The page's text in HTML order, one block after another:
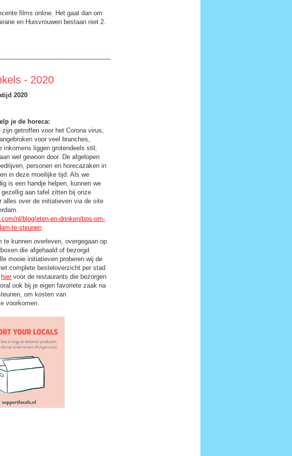
films online. Het gaat dan om
en Huisvrouwen bestaan niet 2.
- 2020
2020
je de horeca:
getroffen voor het Corona virus,
voor veel branches,
inkomens liggen grotendeels stil,
wel gewoon door. De afgelopen
personen en horecazaken in
in deze moeilijke tijd. Als we
is een handje helpen, kunnen we
gezellig aan tafel zitten bij onze
alles over de initiatieven via de site
nl/blog/eten-en-drinken/tips-om-
te-steunen
te kunnen overleven, overgegaan op
die afgehaald of bezorgd
mooie initiatieven proberen wij de
complete besteloverzicht per stad
hiervoor de restaurants die bezorgen
ook bij je eigen favoriete zaak na
om kosten van
voorkomen.